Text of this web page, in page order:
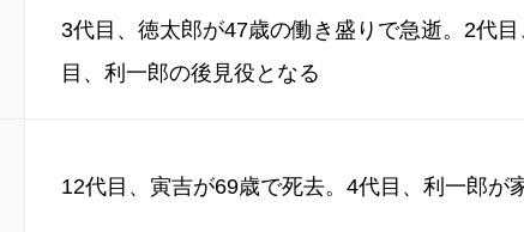
3代目、徳太郎が47歳の働き盛りで急逝。2代
目、利一郎の後見役となる
12代目、寅吉が69歳で死去。4代目、利一郎が